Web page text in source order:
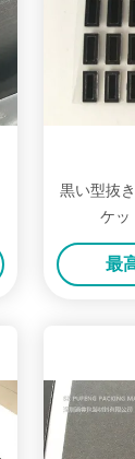
黒い型抜
ケッ
最